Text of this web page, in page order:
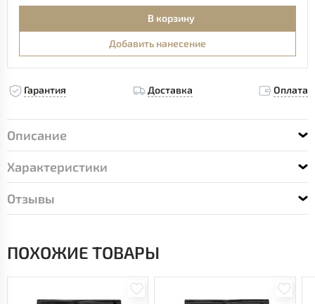
В корзину
Добавить нанесение
Гарантия Доставка Оплата
Описание
Характеристики
Отзывы
ПОХОЖИЕ ТОВАРЫ